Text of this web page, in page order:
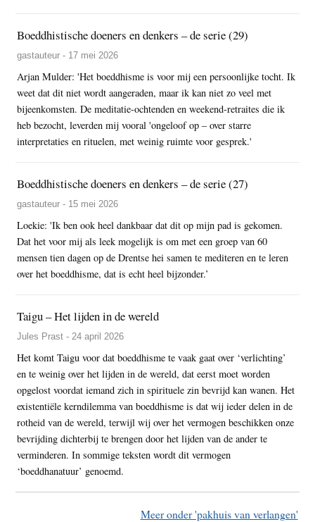
Boeddhistische doeners en denkers – de serie (29)
gastauteur - 17 mei 2026
Arjan Mulder: 'Het boeddhisme is voor mij een persoonlijke tocht. Ik
weet dat dit niet wordt aangeraden, maar ik kan niet zo veel met
bijeenkomsten. De meditatie-ochtenden en weekend-retraites die ik
heb bezocht, leverden mij vooral 'ongeloof op – over starre
interpretaties en rituelen, met weinig ruimte voor gesprek.'
Boeddhistische doeners en denkers – de serie (27)
gastauteur - 15 mei 2026
Loekie: 'Ik ben ook heel dankbaar dat dit op mijn pad is gekomen.
Dat het voor mij als leek mogelijk is om met een groep van 60
mensen tien dagen op de Drentse hei samen te mediteren en te leren
over het boeddhisme, dat is echt heel bijzonder.’
Taigu – Het lijden in de wereld
Jules Prast - 24 april 2026
Het komt Taigu voor dat boeddhisme te vaak gaat over ‘verlichting’
en te weinig over het lijden in de wereld, dat eerst moet worden
opgelost voordat iemand zich in spirituele zin bevrijd kan wanen. Het
existentiële kerndilemma van boeddhisme is dat wij ieder delen in de
rotheid van de wereld, terwijl wij over het vermogen beschikken onze
bevrijding dichterbij te brengen door het lijden van de ander te
verminderen. In sommige teksten wordt dit vermogen
‘boeddhanatuur’ genoemd.
Meer onder 'pakhuis van verlangen'